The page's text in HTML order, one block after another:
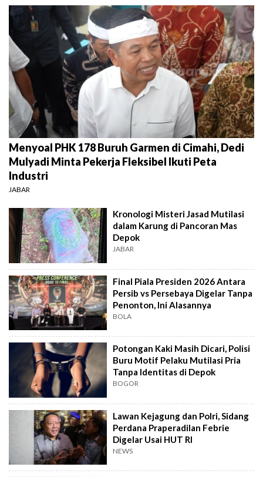
Menyoal PHK 178 Buruh Garmen di Cimahi, Dedi
Mulyadi Minta Pekerja Fleksibel Ikuti Peta
Industri
JABAR
Kronologi Misteri Jasad Mutilasi
dalam Karung di Pancoran Mas
Depok
JABAR
Final Piala Presiden 2026 Antara
Persib vs Persebaya Digelar Tanpa
Penonton, Ini Alasannya
BOLA
Potongan Kaki Masih Dicari, Polisi
Buru Motif Pelaku Mutilasi Pria
Tanpa Identitas di Depok
BOGOR
Lawan Kejagung dan Polri, Sidang
Perdana Praperadilan Febrie
Digelar Usai HUT RI
NEWS